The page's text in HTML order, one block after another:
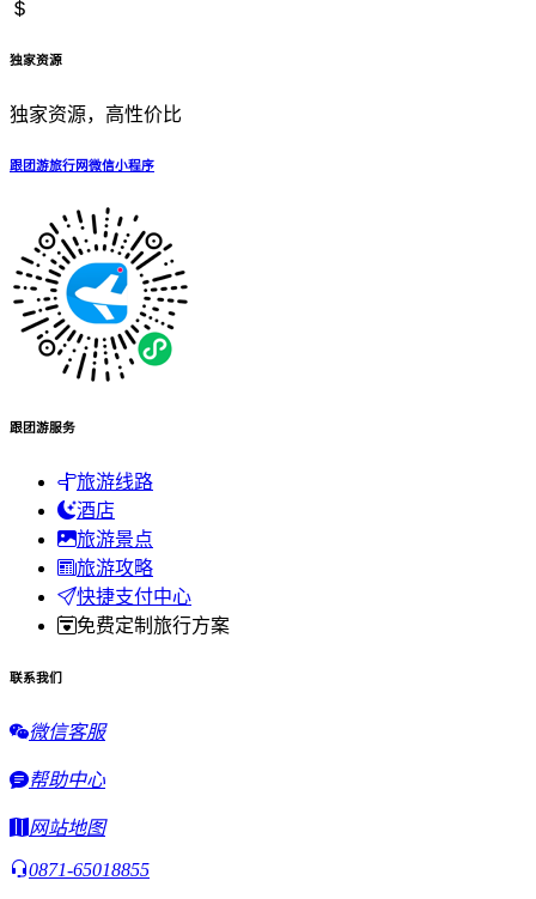
独家资源
独家资源，高性价比
跟团游旅行网微信小程序
跟团游服务
旅游线路
酒店
旅游景点
旅游攻略
快捷支付中心
免费定制旅行方案
联系我们
微信客服
帮助中心
网站地图
0871-65018855